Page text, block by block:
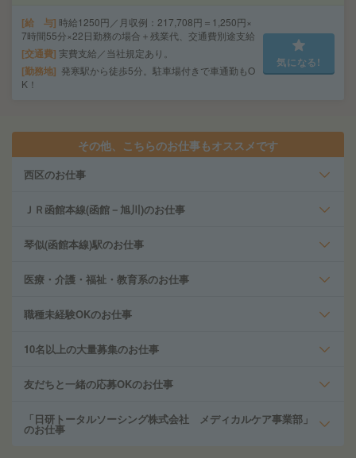
給 与 時給1250円／月収例：217,708円＝1,250円×
7時間55分×22日勤務の場合＋残業代、交通費別途支給
交通費 実費支給／当社規定あり。
勤務地 発寒駅から徒歩5分。駐車場付きで車通勤もO
K！
気になる!
その他、こちらのお仕事もオススメです
西区のお仕事
ＪＲ函館本線(函館－旭川)のお仕事
琴似(函館本線)駅のお仕事
医療・介護・福祉・教育系のお仕事
職種未経験OKのお仕事
10名以上の大量募集のお仕事
友だちと一緒の応募OKのお仕事
「日研トータルソーシング株式会社 メディカルケア事業部」
のお仕事